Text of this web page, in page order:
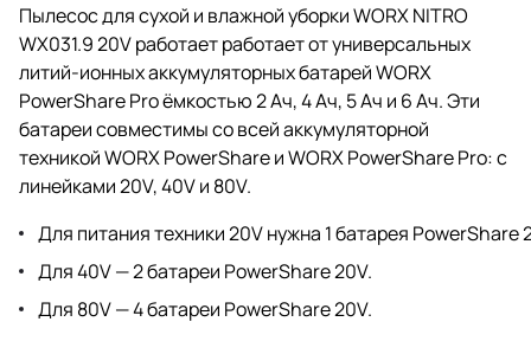
Пылесос для сухой и влажной уборки WORX NITRO
WX031.9 20V работает работает от универсальных
литий-ионных аккумуляторных батарей WORX
PowerShare Pro ёмкостью 2 Ач, 4 Ач, 5 Ач и 6 Ач. Эти
батареи совместимы со всей аккумуляторной
техникой WORX PowerShare и WORX PowerShare Pro: с
линейками 20V, 40V и 80V.
Для питания техники 20V нужна 1 батарея PowerShare
Для 40V — 2 батареи PowerShare 20V.
Для 80V — 4 батареи PowerShare 20V.